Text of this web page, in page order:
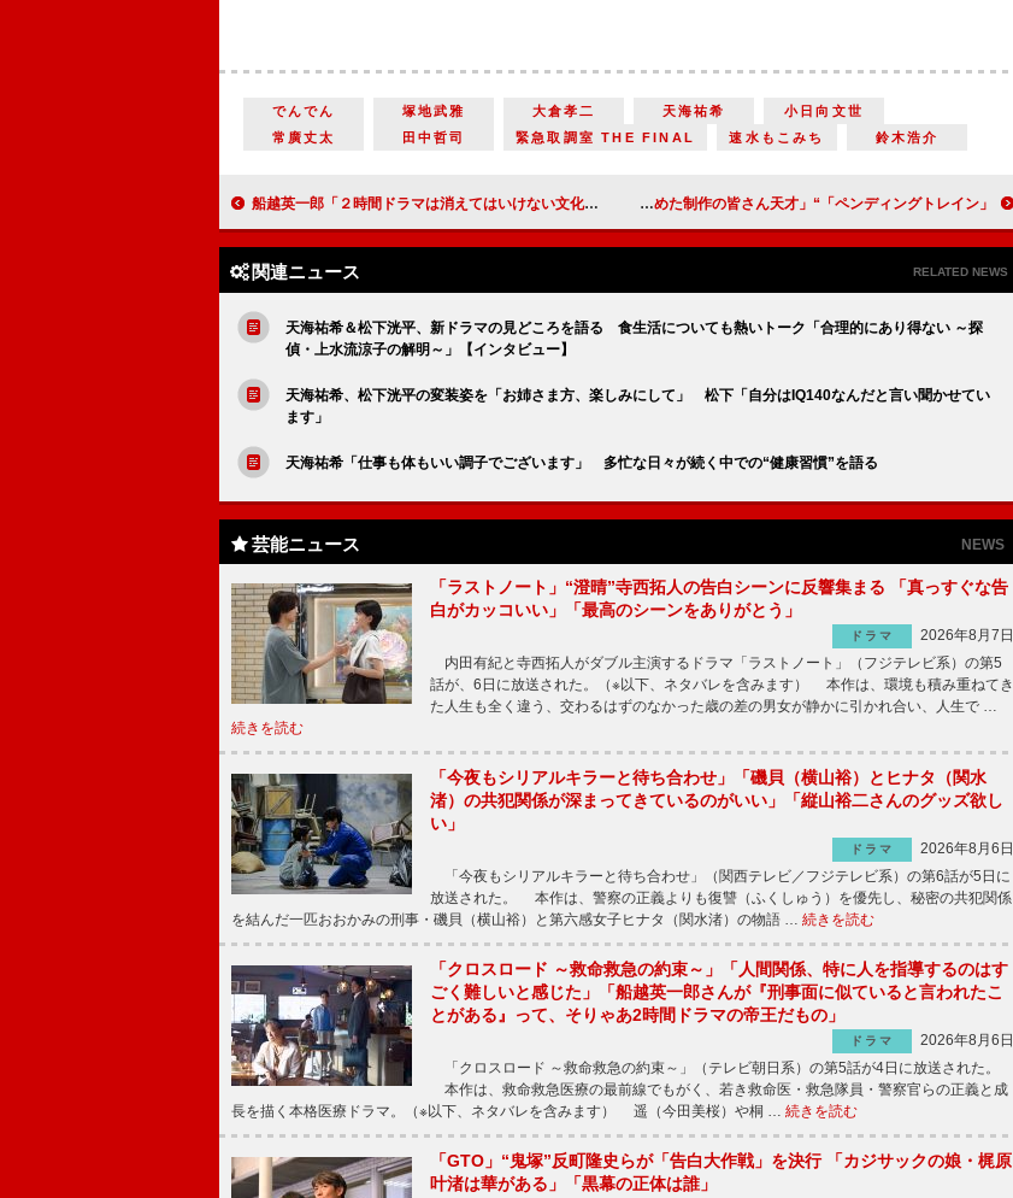
でんでん 塚地武雅 大倉孝二 天海祐希
小日向文世
常廣丈太
田中哲司 緊急取調室 THE FINAL 速水もこみち 鈴木浩介
船越英一郎「２時間ドラマは消えてはいけない文化」 黒木瞳と“サスペンスドラマ風”CMで23年ぶりに共演 「ペンディングトレイン」“直哉”山田裕貴と“優斗”赤楚衛二の関係性が前進 「２人をハグさせようと決めた制作の皆さん天才」
関連ニュース RELATED NEWS
天海祐希＆松下洸平、新ドラマの見どころを語る 食生活についても熱いトーク「合理的にあり得ない ～探
偵・上水流涼子の解明～」【インタビュー】
天海祐希、松下洸平の変装姿を「お姉さま方、楽しみにして」 松下「自分はIQ140なんだと言い聞かせてい
ます」
天海祐希「仕事も体もいい調子でございます」 多忙な日々が続く中での“健康習慣”を語る
芸能ニュース NEWS
「ラストノート」“澄晴”寺西拓人の告白シーンに反響集まる 「真っすぐな告
白がカッコいい」「最高のシーンをありがとう」
ドラマ
2026年8月7日
内田有紀と寺西拓人がダブル主演するドラマ「ラストノート」（フジテレビ系）の第5
話が、6日に放送された。（※以下、ネタバレを含みます） 本作は、環境も積み重ねてき
た人生も全く違う、交わるはずのなかった歳の差の男女が静かに引かれ合い、人生で …
続きを読む
「今夜もシリアルキラーと待ち合わせ」「磯貝（横山裕）とヒナタ（関水
渚）の共犯関係が深まってきているのがいい」「縦山裕二さんのグッズ欲し
い」
ドラマ
2026年8月6日
「今夜もシリアルキラーと待ち合わせ」（関西テレビ／フジテレビ系）の第6話が5日に
放送された。 本作は、警察の正義よりも復讐（ふくしゅう）を優先し、秘密の共犯関係
を結んだ一匹おおかみの刑事・磯貝（横山裕）と第六感女子ヒナタ（関水渚）の物語 … 続きを読む
「クロスロード ～救命救急の約束～」「人間関係、特に人を指導するのはす
ごく難しいと感じた」「船越英一郎さんが『刑事面に似ていると言われたこ
とがある』って、そりゃあ2時間ドラマの帝王だもの」
ドラマ
2026年8月6日
「クロスロード ～救命救急の約束～」（テレビ朝日系）の第5話が4日に放送された。
本作は、救命救急医療の最前線でもがく、若き救命医・救急隊員・警察官らの正義と成
長を描く本格医療ドラマ。（※以下、ネタバレを含みます） 遥（今田美桜）や桐 … 続きを読む
「GTO」“鬼塚”反町隆史らが「告白大作戦」を決行 「カジサックの娘・梶原
叶渚は華がある」「黒幕の正体は誰」